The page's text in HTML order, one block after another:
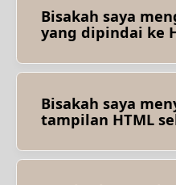
Bisakah saya
yang dipindai ke
pengenalan karakter
Bisakah saya
tampilan HTML
menyesuaikan tampilan